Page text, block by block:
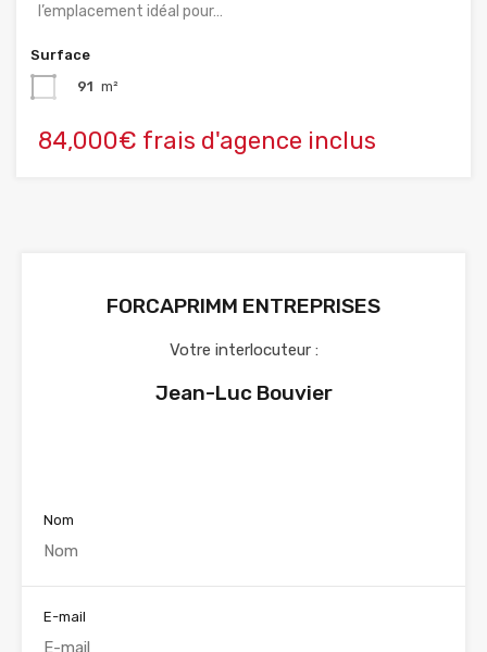
l’emplacement idéal pour…
Surface
91 m²
84,000€ frais d'agence inclus
FORCAPRIMM ENTREPRISES
Votre interlocuteur :
Jean-Luc Bouvier
Nom
E-mail